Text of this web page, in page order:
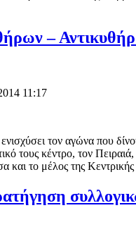
–
11:17
τον αγώνα που
τους κέντρο, τον
το μέλος της